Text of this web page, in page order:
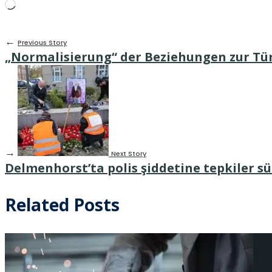
Wird
← Previous Story
„Normalisierung“ der Beziehungen zur
→ Next Story
Delmenhorst’ta polis şiddetine tepkiler
Related Posts